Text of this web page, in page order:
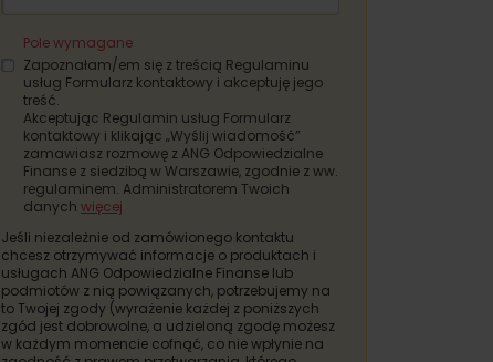
Pole wymagane
Zapoznałam/em się z treścią Regulaminu
usług Formularz kontaktowy i akceptuję jego
treść.
Akceptując Regulamin usług Formularz
kontaktowy i klikając „Wyślij wiadomość”
zamawiasz rozmowę z ANG Odpowiedzialne
Finanse z siedzibą w Warszawie, zgodnie z ww.
regulaminem. Administratorem Twoich
danych więcej
Jeśli niezależnie od zamówionego kontaktu
chcesz otrzymywać informacje o produktach i
usługach ANG Odpowiedzialne Finanse lub
podmiotów z nią powiązanych, potrzebujemy na
to Twojej zgody (wyrażenie każdej z poniższych
zgód jest dobrowolne, a udzieloną zgodę możesz
w każdym momencie cofnąć, co nie wpłynie na